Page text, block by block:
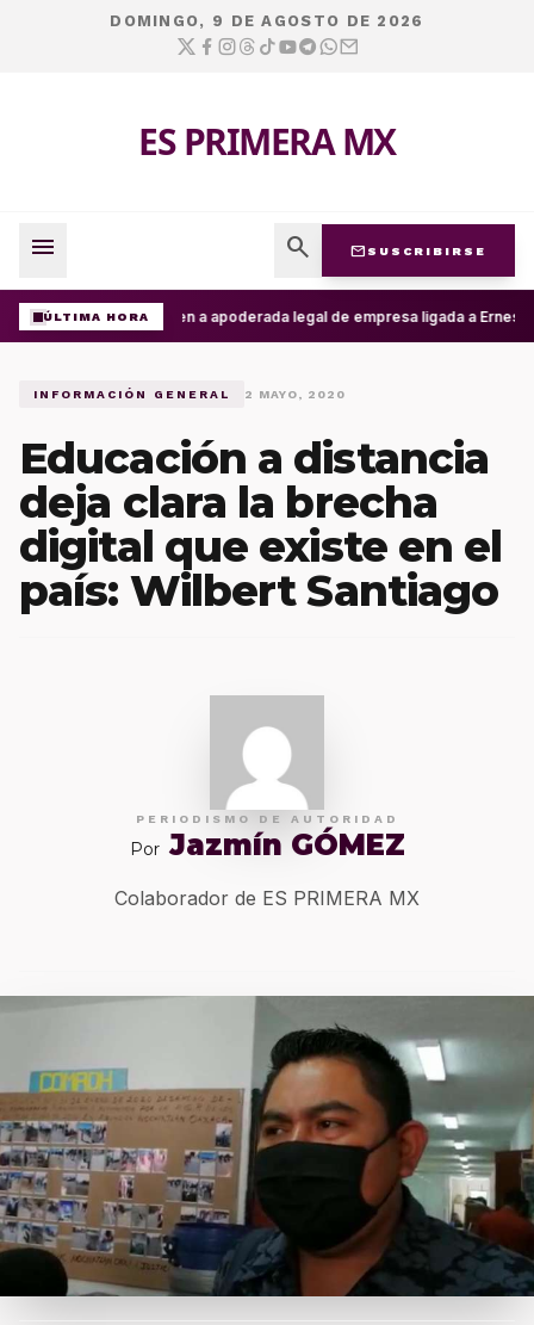
DOMINGO, 9 DE AGOSTO DE 2026
ES PRIMERA MX
menu search mail SUSCRIBIRSE
ÚLTIMA HORADetienen a apoderada legal de empresa ligada a
INFORMACIÓN GENERAL 2 MAYO, 2020
Educación a distancia
deja clara la brecha
digital que existe en el
país: Wilbert Santiago
PERIODISMO DE AUTORIDAD
Por Jazmín GÓMEZ
Colaborador de ES PRIMERA MX